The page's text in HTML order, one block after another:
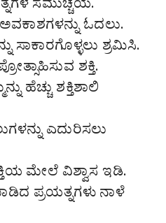
ಓದಲು.
ಸಾಕಾರಗೊಳ್ಳಲು ಶ್ರಮಿಸಿ.
ಶಕ್ತಿ.
ಹೆಚ್ಚು ಶಕ್ತಿಶಾಲಿ
ಎದುರಿಸಲು
ಮೇಲೆ ವಿಶ್ವಾಸ ಇಡಿ.
ಪ್ರಯತ್ನಗಳು ನಾಳೆ